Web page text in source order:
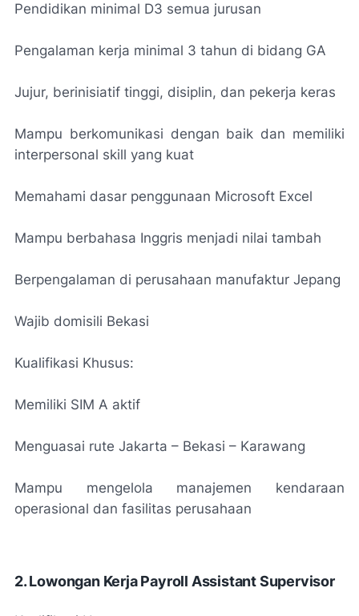
Pendidikan minimal D3 semua jurusan
Pengalaman kerja minimal 3 tahun di bidang GA
Jujur, berinisiatif tinggi, disiplin, dan pekerja keras
Mampu berkomunikasi dengan baik dan memiliki
interpersonal skill yang kuat
Memahami dasar penggunaan Microsoft Excel
Mampu berbahasa Inggris menjadi nilai tambah
Berpengalaman di perusahaan manufaktur Jepang
Wajib domisili Bekasi
Kualifikasi Khusus:
Memiliki SIM A aktif
Menguasai rute Jakarta – Bekasi – Karawang
Mampu mengelola manajemen kendaraan
operasional dan fasilitas perusahaan
2. Lowongan Kerja Payroll Assistant Supervisor